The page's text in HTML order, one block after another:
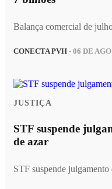
Balança comercial de
CONECTA PVH - 06 DE AGO
JUSTIÇA
STF suspende
de azar
STF suspende